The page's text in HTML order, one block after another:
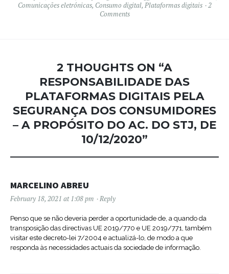
Comunicações eletrónicas, Consumo digital, Plataformas digitais
2
Comments
2 THOUGHTS ON “A
RESPONSABILIDADE DAS
PLATAFORMAS DIGITAIS PELA
SEGURANÇA DOS CONSUMIDORES
– A PROPÓSITO DO AC. DO STJ, DE
10/12/2020”
MARCELINO ABREU
February 18, 2021 at 1:08 pm Reply
Penso que se não deveria perder a oportunidade de, a quando da
transposição das directivas UE 2019/770 e UE 2019/771, também
visitar este decreto-lei 7/2004 e actualizá-lo, de modo a que
responda às necessidades actuais da sociedade de informação.